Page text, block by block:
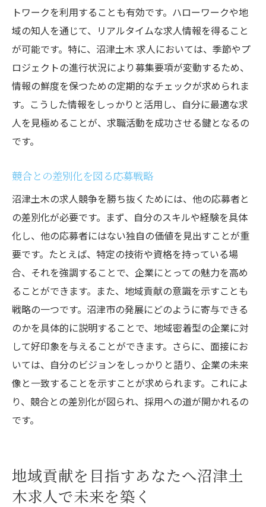
トワークを利用することも有効です。ハローワークや地
域の知人を通じて、リアルタイムな求人情報を得ること
が可能です。特に、沼津土木 求人においては、季節やプ
ロジェクトの進行状況により募集要項が変動するため、
情報の鮮度を保つための定期的なチェックが求められま
す。こうした情報をしっかりと活用し、自分に最適な求
人を見極めることが、求職活動を成功させる鍵となるの
です。
競合との差別化を図る応募戦略
沼津土木の求人競争を勝ち抜くためには、他の応募者と
の差別化が必要です。まず、自分のスキルや経験を具体
化し、他の応募者にはない独自の価値を見出すことが重
要です。たとえば、特定の技術や資格を持っている場
合、それを強調することで、企業にとっての魅力を高め
ることができます。また、地域貢献の意識を示すことも
戦略の一つです。沼津市の発展にどのように寄与できる
のかを具体的に説明することで、地域密着型の企業に対
して好印象を与えることができます。さらに、面接にお
いては、自分のビジョンをしっかりと語り、企業の未来
像と一致することを示すことが求められます。これによ
り、競合との差別化が図られ、採用への道が開かれるの
です。
地域貢献を目指すあなたへ沼津土
木求人で未来を築く